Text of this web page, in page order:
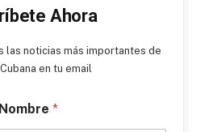
Ahora
las noticias más importantes de
en tu email
Nombre *